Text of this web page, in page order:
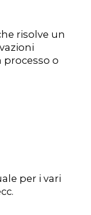
risolve un
o
per i vari